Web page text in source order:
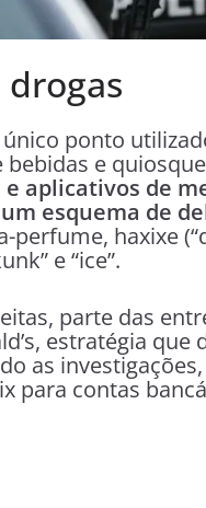
ponto
e
aplicativos de
esquema de
perfume, haxixe
e “ice”.
parte das
estratégia
as
para contas